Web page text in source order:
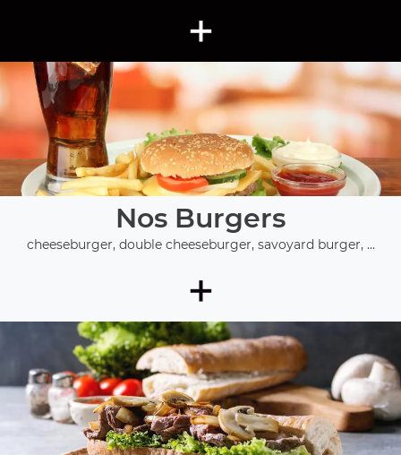
+
Nos Burgers
cheeseburger, double cheeseburger, savoyard burger, ...
+